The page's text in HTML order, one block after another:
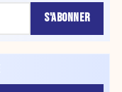
S'ABONNER